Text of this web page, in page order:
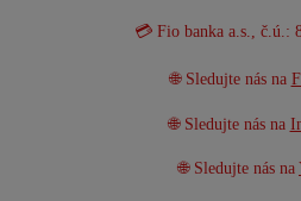
💳 Fio banka a.s., č.ú.:
🌐 Sledujte nás na
🌐 Sledujte nás na
🌐 Sledujte nás na